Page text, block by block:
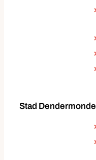
Stad Dendermonde